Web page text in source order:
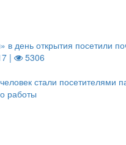
в день открытия посетили
|
5306
стали посетителями
работы